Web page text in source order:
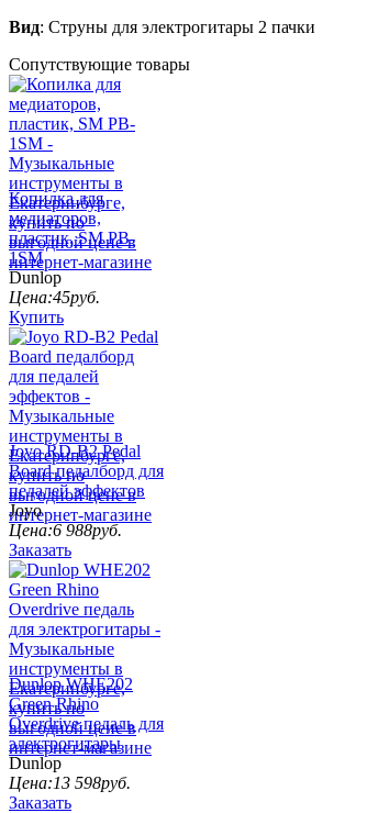
Вид: Струны для электрогитары 2 пачки
Сопутствующие товары
Копилка для
медиаторов,
пластик, SM PB-
1SM
Dunlop
Цена:45руб.
Купить
Joyo RD-B2 Pedal
Board педалборд для
педалей эффектов
Joyo
Цена:6 988руб.
Заказать
Dunlop WHE202
Green Rhino
Overdrive педаль для
электрогитары
Dunlop
Цена:13 598руб.
Заказать